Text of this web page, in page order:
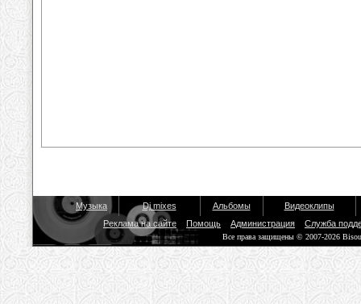
Музыка Dj mixes Альбомы
Видеоклипы
Реклама на сайте
Помощь Администрация Служба
Все права защищены © 2007-2026